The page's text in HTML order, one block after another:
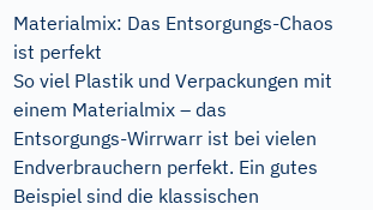
Materialmix: Das Entsorgungs-Chaos
ist perfekt
So viel Plastik und Verpackungen mit
einem Materialmix – das
Entsorgungs-Wirrwarr ist bei vielen
Endverbrauchern perfekt. Ein gutes
Beispiel sind die klassischen